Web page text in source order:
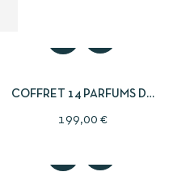
COFFRET 14 PARFUMS DE
199,00 €